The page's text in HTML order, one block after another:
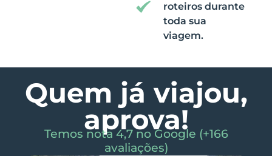
roteiros durante
toda sua
viagem.
Quem já viajou,
aprova!
Temos nota 4,7 no Google (+166
avaliações)